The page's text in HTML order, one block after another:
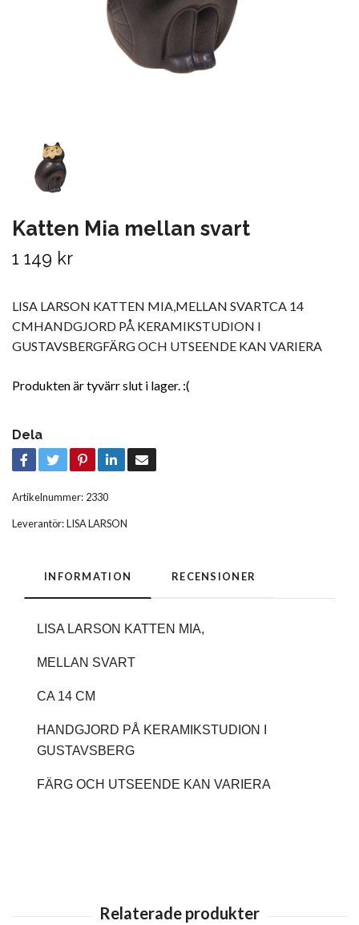
Katten Mia mellan svart
1 149 kr
LISA LARSON KATTEN MIA,MELLAN SVARTCA 14
CMHANDGJORD PÅ KERAMIKSTUDION I
GUSTAVSBERGFÄRG OCH UTSEENDE KAN VARIERA
Produkten är tyvärr slut i lager. :(
Dela
Artikelnummer: 2330
Leverantör:LISA LARSON
INFORMATION RECENSIONER
LISA LARSON KATTEN MIA,
MELLAN SVART
CA 14 CM
HANDGJORD PÅ KERAMIKSTUDION I
GUSTAVSBERG
FÄRG OCH UTSEENDE KAN VARIERA